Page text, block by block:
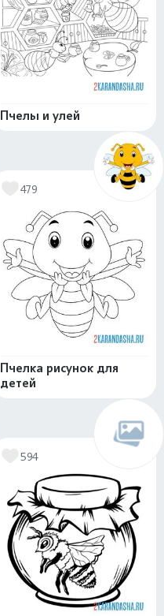
Пчелы и улей
479
Пчелка рисунок для
детей
594